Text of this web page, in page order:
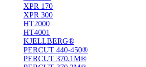
XPR 170
XPR 300
HT2000
HT4001
KJELLBERG®
PERCUT 440-450®
PERCUT 370.1M®